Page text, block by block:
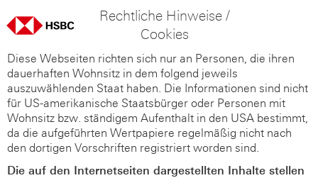
Rechtliche Hinweise /
Cookies
Diese Webseiten richten sich nur an Personen, die ihren
dauerhaften Wohnsitz in dem folgend jeweils
auszuwählenden Staat haben. Die Informationen sind nicht
für US-amerikanische Staatsbürger oder Personen mit
Wohnsitz bzw. ständigem Aufenthalt in den USA bestimmt,
da die aufgeführten Wertpapiere regelmäßig nicht nach
den dortigen Vorschriften registriert worden sind.
Die auf den Internetseiten dargestellten Inhalte stellen